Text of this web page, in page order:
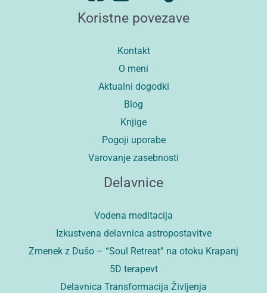
Koristne povezave
Kontakt
O meni
Aktualni dogodki
Blog
Knjige
Pogoji uporabe
Varovanje zasebnosti
Delavnice
Vodena meditacija
Izkustvena delavnica astropostavitve
Zmenek z Dušo – “Soul Retreat” na otoku Krapanj
5D terapevt
Delavnica Transformacija Življenja